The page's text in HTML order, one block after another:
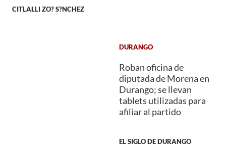
CITLALLI ZO? S?NCHEZ
DURANGO
Roban oficina de
diputada de Morena en
Durango; se llevan
tablets utilizadas para
afiliar al partido
EL SIGLO DE DURANGO